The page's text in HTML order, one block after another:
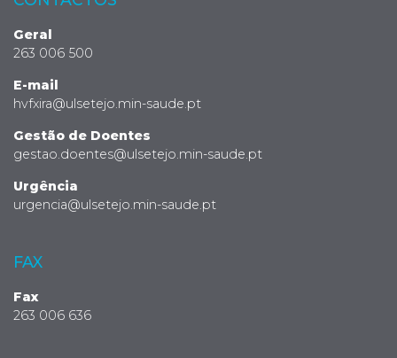
Geral
263 006 500
E-mail
hvfxira@ulsetejo.min-saude.pt
Gestão de Doentes
gestao.doentes@ulsetejo.min-saude.pt
Urgência
urgencia@ulsetejo.min-saude.pt
FAX
Fax
263 006 636